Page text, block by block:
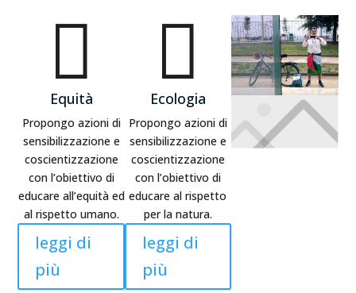

Equità
Propongo azioni di
sensibilizzazione e
coscientizzazione
con l’obiettivo di
educare all’equità ed
al rispetto umano.
leggi di
più

Ecologia
Propongo azioni di
sensibilizzazione e
coscientizzazione
con l’obiettivo di
educare al rispetto
per la natura.
leggi di
più